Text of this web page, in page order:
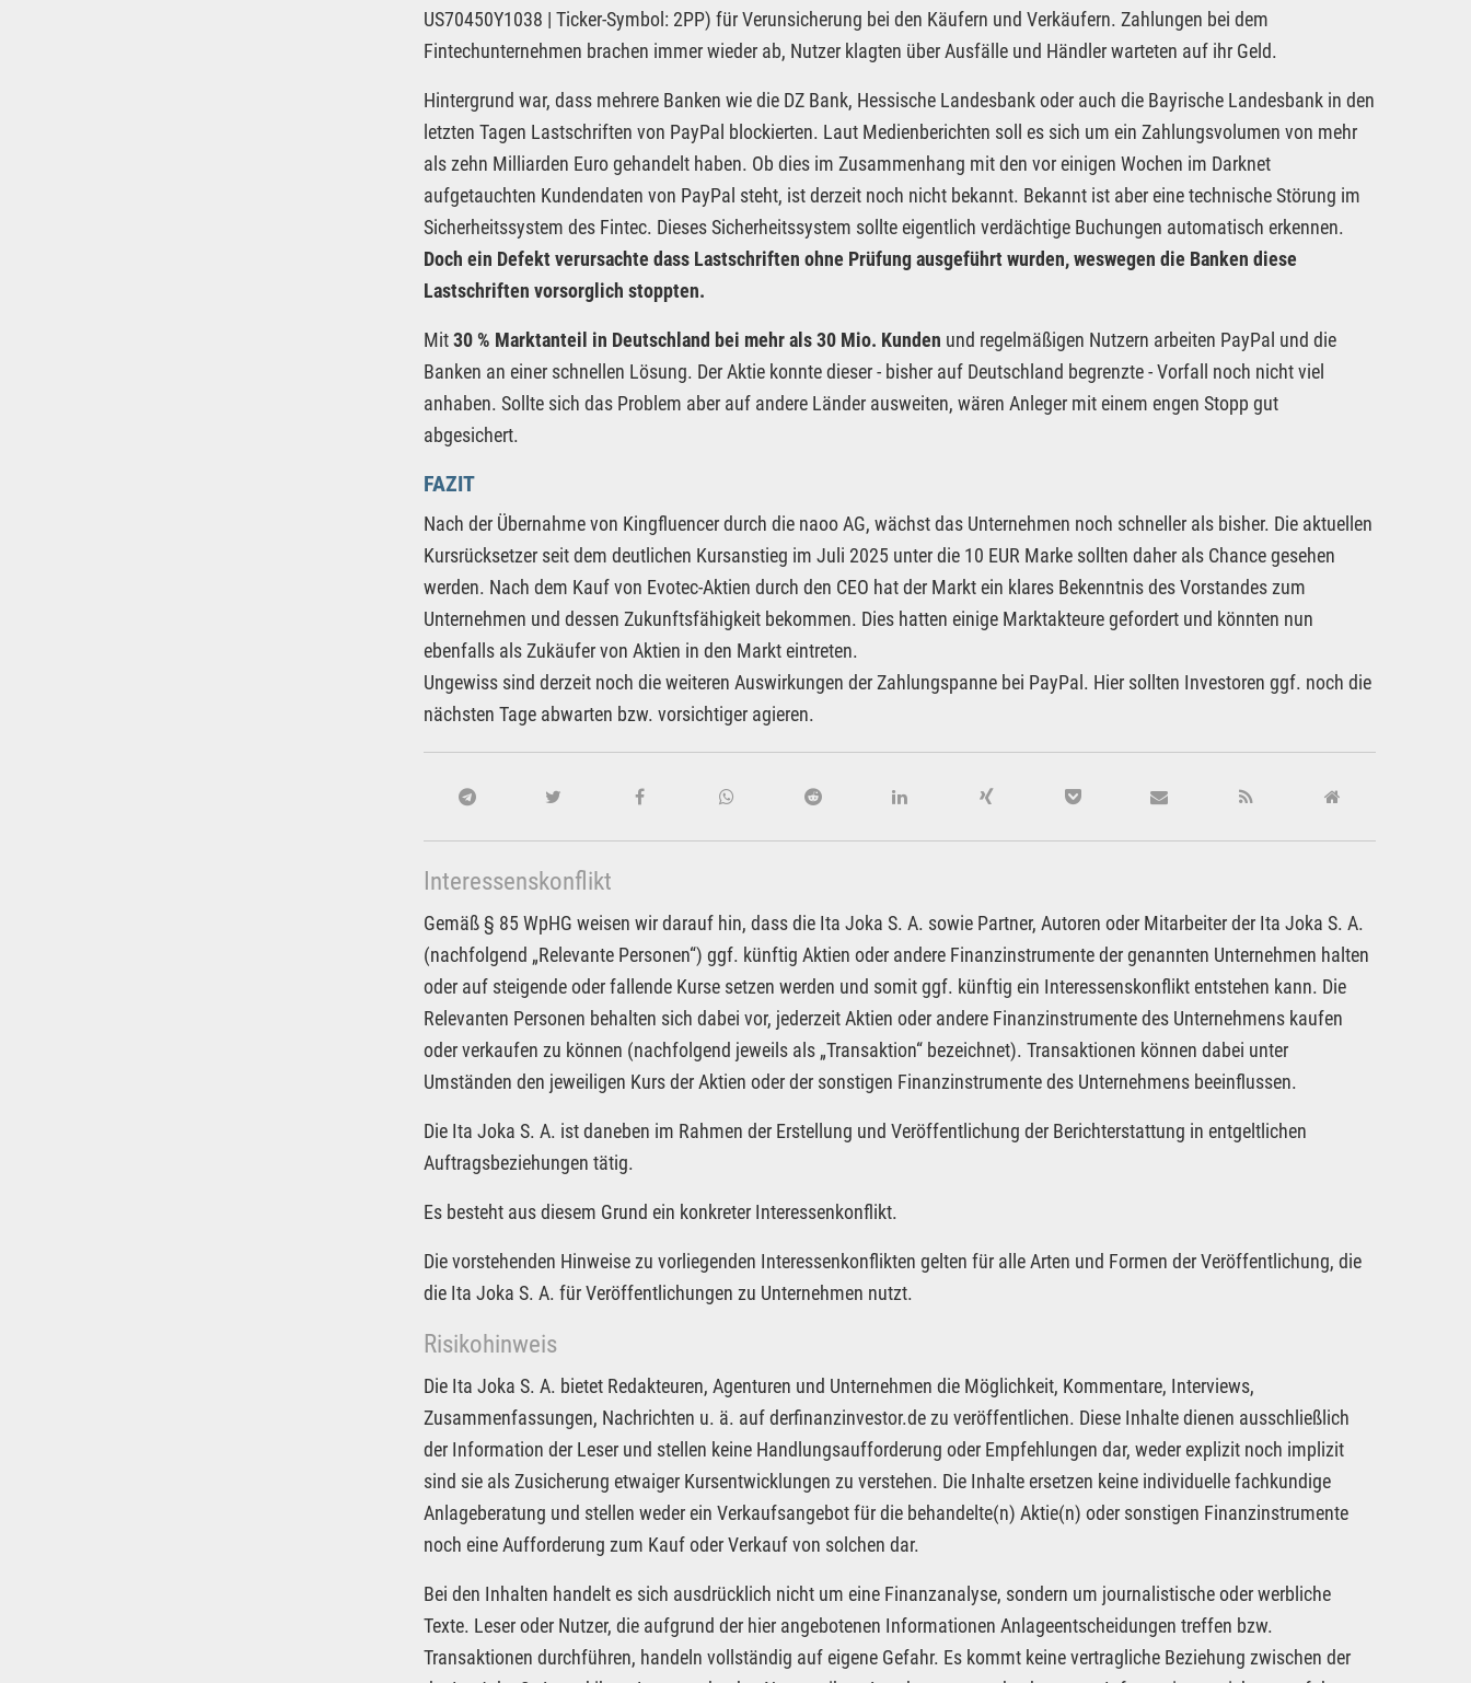
US70450Y1038 | Ticker-Symbol: 2PP) für Verunsicherung bei den Käufern und Verkäufern. Zahlungen bei dem
Fintechunternehmen brachen immer wieder ab, Nutzer klagten über Ausfälle und Händler warteten auf ihr Geld.
Hintergrund war, dass mehrere Banken wie die DZ Bank, Hessische Landesbank oder auch die Bayrische Landesbank in den
letzten Tagen Lastschriften von PayPal blockierten. Laut Medienberichten soll es sich um ein Zahlungsvolumen von mehr
als zehn Milliarden Euro gehandelt haben. Ob dies im Zusammenhang mit den vor einigen Wochen im Darknet
aufgetauchten Kundendaten von PayPal steht, ist derzeit noch nicht bekannt. Bekannt ist aber eine technische Störung im
Sicherheitssystem des Fintec. Dieses Sicherheitssystem sollte eigentlich verdächtige Buchungen automatisch erkennen.
Doch ein Defekt verursachte dass Lastschriften ohne Prüfung ausgeführt wurden, weswegen die Banken diese
Lastschriften vorsorglich stoppten.
Mit30 % Marktanteil in Deutschland bei mehr als 30 Mio. Kunden und regelmäßigen Nutzern arbeiten PayPal und die
Banken an einer schnellen Lösung. Der Aktie konnte dieser - bisher auf Deutschland begrenzte - Vorfall noch nicht viel
anhaben. Sollte sich das Problem aber auf andere Länder ausweiten, wären Anleger mit einem engen Stopp gut
abgesichert.
FAZIT
Nach der Übernahme von Kingfluencer durch die naoo AG, wächst das Unternehmen noch schneller als bisher. Die aktuellen
Kursrücksetzer seit dem deutlichen Kursanstieg im Juli 2025 unter die 10 EUR Marke sollten daher als Chance gesehen
werden. Nach dem Kauf von Evotec-Aktien durch den CEO hat der Markt ein klares Bekenntnis des Vorstandes zum
Unternehmen und dessen Zukunftsfähigkeit bekommen. Dies hatten einige Marktakteure gefordert und könnten nun
ebenfalls als Zukäufer von Aktien in den Markt eintreten.
Ungewiss sind derzeit noch die weiteren Auswirkungen der Zahlungspanne bei PayPal. Hier sollten Investoren ggf. noch die
nächsten Tage abwarten bzw. vorsichtiger agieren.
Interessenskonflikt
Gemäß § 85 WpHG weisen wir darauf hin, dass die Ita Joka S. A. sowie Partner, Autoren oder Mitarbeiter der Ita Joka S. A.
(nachfolgend „Relevante Personen“) ggf. künftig Aktien oder andere Finanzinstrumente der genannten Unternehmen halten
oder auf steigende oder fallende Kurse setzen werden und somit ggf. künftig ein Interessenskonflikt entstehen kann. Die
Relevanten Personen behalten sich dabei vor, jederzeit Aktien oder andere Finanzinstrumente des Unternehmens kaufen
oder verkaufen zu können (nachfolgend jeweils als „Transaktion“ bezeichnet). Transaktionen können dabei unter
Umständen den jeweiligen Kurs der Aktien oder der sonstigen Finanzinstrumente des Unternehmens beeinflussen.
Die Ita Joka S. A. ist daneben im Rahmen der Erstellung und Veröffentlichung der Berichterstattung in entgeltlichen
Auftragsbeziehungen tätig.
Es besteht aus diesem Grund ein konkreter Interessenkonflikt.
Die vorstehenden Hinweise zu vorliegenden Interessenkonflikten gelten für alle Arten und Formen der Veröffentlichung, die
die Ita Joka S. A. für Veröffentlichungen zu Unternehmen nutzt.
Risikohinweis
Die Ita Joka S. A. bietet Redakteuren, Agenturen und Unternehmen die Möglichkeit, Kommentare, Interviews,
Zusammenfassungen, Nachrichten u. ä. auf derfinanzinvestor.de zu veröffentlichen. Diese Inhalte dienen ausschließlich
der Information der Leser und stellen keine Handlungsaufforderung oder Empfehlungen dar, weder explizit noch implizit
sind sie als Zusicherung etwaiger Kursentwicklungen zu verstehen. Die Inhalte ersetzen keine individuelle fachkundige
Anlageberatung und stellen weder ein Verkaufsangebot für die behandelte(n) Aktie(n) oder sonstigen Finanzinstrumente
noch eine Aufforderung zum Kauf oder Verkauf von solchen dar.
Bei den Inhalten handelt es sich ausdrücklich nicht um eine Finanzanalyse, sondern um journalistische oder werbliche
Texte. Leser oder Nutzer, die aufgrund der hier angebotenen Informationen Anlageentscheidungen treffen bzw.
Transaktionen durchführen, handeln vollständig auf eigene Gefahr. Es kommt keine vertragliche Beziehung zwischen der